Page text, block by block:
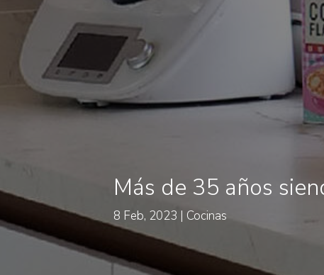
Más de 35 años
8 Feb, 2023 Cocinas